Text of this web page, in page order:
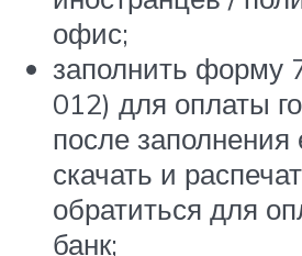
офис;
заполнить форму
012) для оплаты
после заполнения
скачать и
обратиться для
банк;